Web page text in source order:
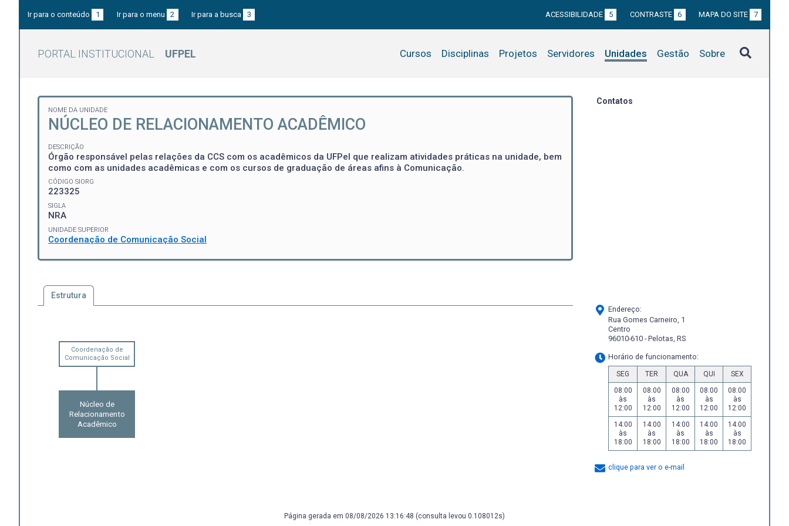
Ir para o conteúdo 1 Ir para o menu 2 Ir para a busca 3 ACESSIBILIDADE 5 CONTRASTE 6 MAPA DO SITE 7
PORTAL INSTITUCIONAL UFPEL Cursos Disciplinas Projetos Servidores Unidades Gestão Sobre
NOME DA UNIDADE
NÚCLEO DE RELACIONAMENTO ACADÊMICO
DESCRIÇÃO
Órgão responsável pelas relações da CCS com os acadêmicos da UFPel que realizam atividades práticas na unidade, bem
como com as unidades acadêmicas e com os cursos de graduação de áreas afins à Comunicação.
CÓDIGO SIORG
223325
SIGLA
NRA
UNIDADE SUPERIOR
Coordenação de Comunicação Social
Estrutura
Coordenação de
Comunicação Social
Núcleo de
Relacionamento
Acadêmico
Contatos
Endereço:
Rua Gomes Carneiro, 1
Centro
96010-610 - Pelotas, RS
Horário de funcionamento:
SEG TER QUA QUI
SEX
08:00
às
12:00
08:00
às
12:00
08:00
às
12:00
08:00
às
12:00
08:00
às
12:00
14:00
às
18:00
14:00
às
18:00
14:00
às
18:00
14:00
às
18:00
14:00
às
18:00
clique para ver o e-mail
Página gerada em 08/08/2026 13:16:48 (consulta levou 0.108012s)